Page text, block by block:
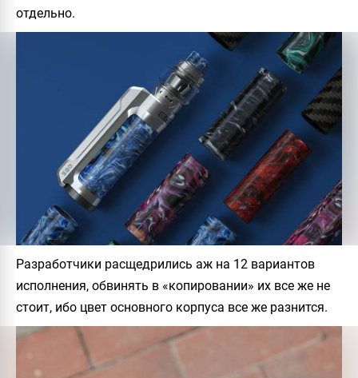
отдельно.
Разработчики расщедрились аж на 12 вариантов
исполнения, обвинять в «копировании» их все же не
стоит, ибо цвет основного корпуса все же разнится.